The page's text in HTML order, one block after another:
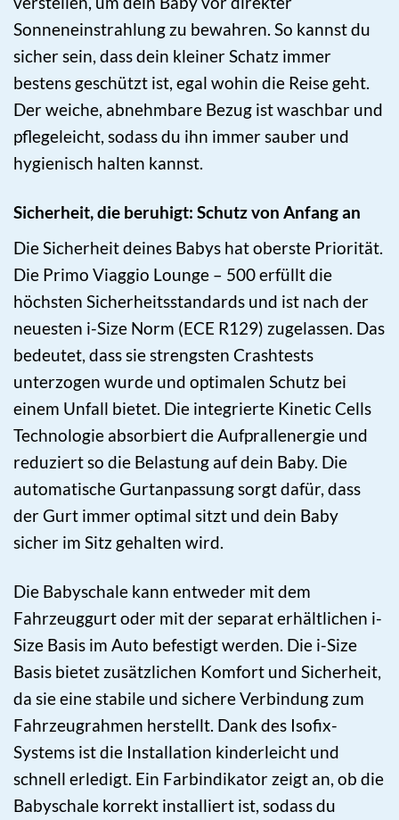
Sonneneinstrahlung zu bewahren. So kannst du
sicher sein, dass dein kleiner Schatz immer
bestens geschützt ist, egal wohin die Reise geht.
Der weiche, abnehmbare Bezug ist waschbar und
pflegeleicht, sodass du ihn immer sauber und
hygienisch halten kannst.
Sicherheit, die beruhigt: Schutz von Anfang an
Die Sicherheit deines Babys hat oberste Priorität.
Die Primo Viaggio Lounge – 500 erfüllt die
höchsten Sicherheitsstandards und ist nach der
neuesten i-Size Norm (ECE R129) zugelassen. Das
bedeutet, dass sie strengsten Crashtests
unterzogen wurde und optimalen Schutz bei
einem Unfall bietet. Die integrierte Kinetic Cells
Technologie absorbiert die Aufprallenergie und
reduziert so die Belastung auf dein Baby. Die
automatische Gurtanpassung sorgt dafür, dass
der Gurt immer optimal sitzt und dein Baby
sicher im Sitz gehalten wird.
Die Babyschale kann entweder mit dem
Fahrzeuggurt oder mit der separat erhältlichen i-
Size Basis im Auto befestigt werden. Die i-Size
Basis bietet zusätzlichen Komfort und Sicherheit,
da sie eine stabile und sichere Verbindung zum
Fahrzeugrahmen herstellt. Dank des Isofix-
Systems ist die Installation kinderleicht und
schnell erledigt. Ein Farbindikator zeigt an, ob die
Babyschale korrekt installiert ist, sodass du